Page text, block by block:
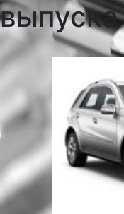
выпуска